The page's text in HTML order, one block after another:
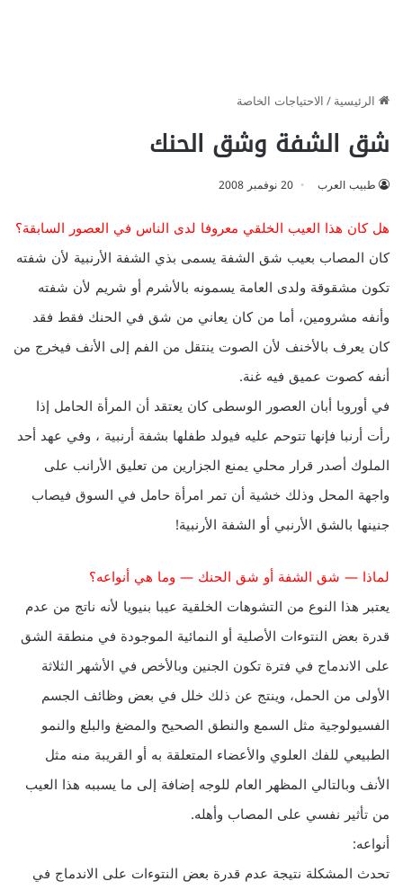
الرئيسية/الاحتياجات الخاصة
شق الشفة وشق الحنك
طبيب العرب 20 نوفمبر 2008
هل كان هذا العيب الخلقي معروفا لدى الناس في العصور السابقة؟
كان المصاب بعيب شق الشفة يسمى بذي الشفة الأرنبية لأن شفته
تكون مشقوقة ولدى العامة يسمونه بالأشرم أو شريم لأن شفته
وأنفه مشرومين، أما من كان يعاني من شق في الحنك فقط فقد
كان يعرف بالأخنف لأن الصوت ينتقل من الفم إلى الأنف فيخرج من
أنفه كصوت عميق فيه غنة.
في أوروبا أبان العصور الوسطى كان يعتقد أن المرأة الحامل إذا
رأت أرنبا فإنها تتوحم عليه فيولد طفلها بشفة أرنبية ، وفي عهد أحد
الملوك أصدر قرار محلي يمنع الجزارين من تعليق الأرانب على
واجهة المحل وذلك خشية أن تمر امرأة حامل في السوق فيصاب
جنينها بالشق الأرنبي أو الشفة الأرنبية!
لماذا — شق الشفة أو شق الحنك — وما هي أنواعه؟
يعتبر هذا النوع من التشوهات الخلقية عيبا بنيويا لأنه ناتج من عدم
قدرة بعض النتوءات الأصلية أو النمائية الموجودة في منطقة الشق
على الاندماج في فترة تكون الجنين وبالأخص في الأشهر الثلاثة
الأولى من الحمل، وينتج عن ذلك خلل في بعض وظائف الجسم
الفسيولوجية مثل السمع والنطق الصحيح والمضغ والبلع والنمو
الطبيعي للفك العلوي والأعضاء المتعلقة به أو القريبة منه مثل
الأنف وبالتالي المظهر العام للوجه إضافة إلى ما يسببه هذا العيب
من تأثير نفسي على المصاب وأهله.
أنواعه:
تحدث المشكلة نتيجة عدم قدرة بعض النتوءات على الاندماج في